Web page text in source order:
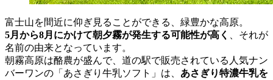
富士山を間近に仰ぎ見ることができる、緑豊かな高原。
5月から8月にかけて朝夕霧が発生する可能性が高く
、それが
名前の由来となっています。
朝霧高原は酪農が盛んで、道の駅で販売されている人気ナン
バーワンの「あさぎり牛乳ソフト」は、 あさぎり特濃牛乳を